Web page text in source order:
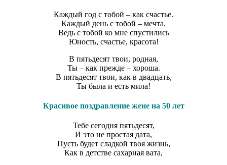
Каждый год с тобой – как счастье.
Каждый день с тобой – мечта.
Ведь с тобой ко мне спустились
Юность, счастье, красота!
В пятьдесят твои, родная,
Ты – как прежде – хороша.
В пятьдесят твои, как в двадцать,
Ты была и есть мила!
Красивое поздравление жене на 50 лет
Тебе сегодня пятьдесят,
И это не простая дата,
Пусть будет сладкой твоя жизнь,
Как в детстве сахарная вата,